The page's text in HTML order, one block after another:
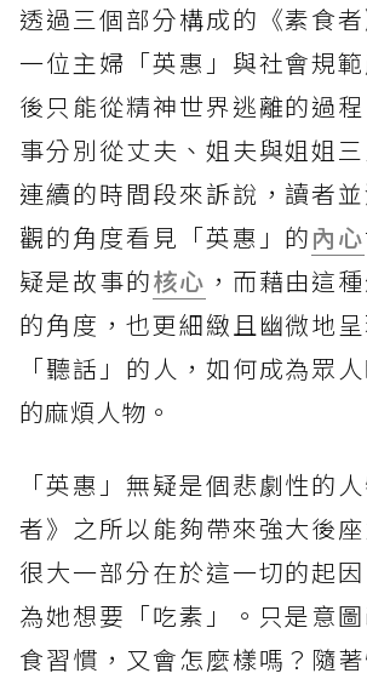
透過三個部分構成的《素食
一位主婦「英惠」與社會規
後只能從精神世界逃離的過
事分別從丈夫、姐夫與姐姐
連續的時間段來訴說，讀者
觀的角度看見「英惠」的內心
疑是故事的核心 ，而藉由這
的角度，也更細緻且幽微地
「聽話」的人，如何成為眾
的麻煩人物。
「英惠」無疑是個悲劇性的
者》之所以能夠帶來強大後
很大一部分在於這一切的起
為她想要「吃素」。只是意
食習慣，又會怎麼樣嗎？隨著